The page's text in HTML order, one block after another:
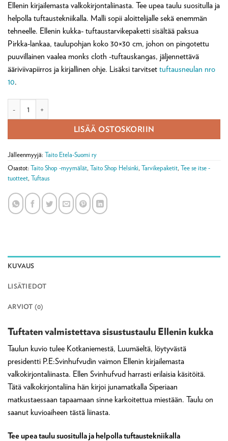
Ellenin kirjailemasta valkokirjontaliinasta. Tee upea taulu suositulla ja
helpolla tuftaustekniikalla. Malli sopii aloittelijalle sekä enemmän
tehneelle. Ellenin kukka- tuftaustarvikepaketti sisältää paksua
Pirkka-lankaa, taulupohjan koko 30×30 cm, johon on pingotettu
puuvillainen vaalea monks cloth -tuftauskangas, jäljennettävä
ääriviivapiirros ja kirjallinen ohje. Lisäksi tarvitset tuftausneulan nro
10.
LISÄÄ OSTOSKORIIN
Jälleenmyyjä: Taito Etela-Suomi ry
Osastot: Taito Shop -myymälät, Taito Shop Helsinki, Tarvikepaketit, Tee se itse -
tuotteet, Tuftaus
KUVAUS
LISÄTIEDOT
ARVIOT (0)
Tuftaten valmistettava sisustustaulu Ellenin kukka
Taulun kuvio tulee Kotkaniemestä, Luumäeltä, löytyvästä
presidentti P.E:Svinhufvudin vaimon Ellenin kirjailemasta
valkokirjontaliinasta. Ellen Svinhufvud harrasti erilaisia käsitöitä.
Tätä valkokirjontaliina hän kirjoi junamatkalla Siperiaan
matkustaessaan tapaamaan sinne karkoitettua miestään. Taulu on
saanut kuvioaiheen tästä liinasta.
Tee upea taulu suositulla ja helpolla tuftaustekniikalla